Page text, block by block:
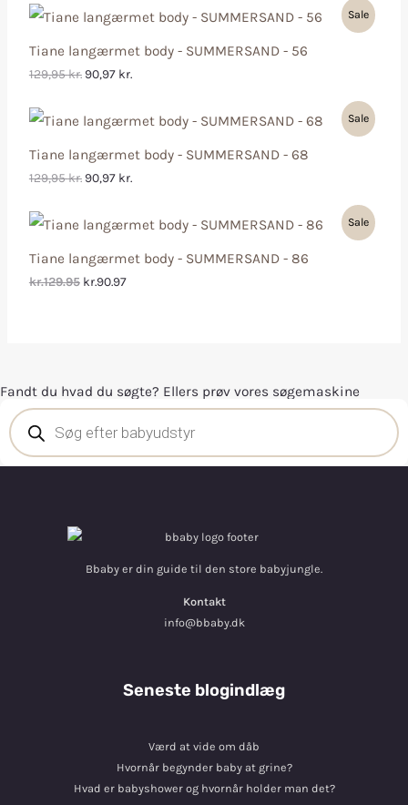
Tiane langærmet body - SUMMERSAND - 56
Sale
129,95kr. 90,97 kr.
Tiane langærmet body - SUMMERSAND - 68
Sale
129,95kr. 90,97 kr.
Tiane langærmet body - SUMMERSAND - 86
Sale
kr.129.95 kr.90.97
Fandt du hvad du søgte? Ellers prøv vores søgemaskine
Bbaby er din guide til den store babyjungle.
Kontakt
info@bbaby.dk
Seneste blogindlæg
Værd at vide om dåb
Hvornår begynder baby at grine?
Hvad er babyshower og hvornår holder man det?